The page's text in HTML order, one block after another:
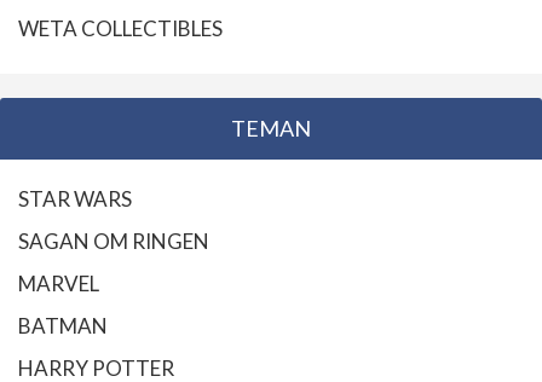
WETA COLLECTIBLES
TEMAN
STAR WARS
SAGAN OM RINGEN
MARVEL
BATMAN
HARRY POTTER